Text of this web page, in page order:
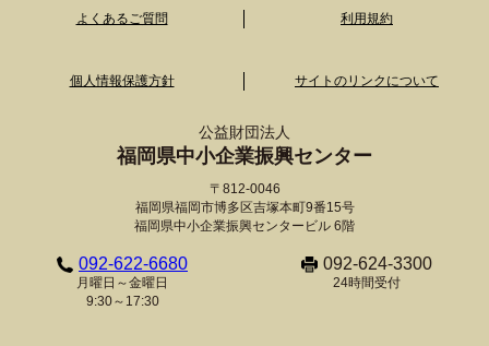
よくあるご質問 利用規約
個人情報保護方針 サイトのリンクについて
公益財団法人
福岡県中小企業振興センター
〒812-0046
福岡県福岡市博多区吉塚本町9番15号
福岡県中小企業振興センタービル 6階
092-622-6680
月曜日～金曜日
9:30～17:30
092-624-3300
24時間受付